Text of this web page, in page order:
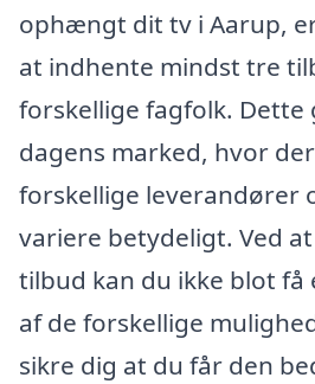
ophængt dit tv i Aarup,
at indhente mindst tre
forskellige fagfolk.
dagens marked, hvor
forskellige leverandører
variere betydeligt. Ved
tilbud kan du ikke blot
af de forskellige
sikre dig at du får den